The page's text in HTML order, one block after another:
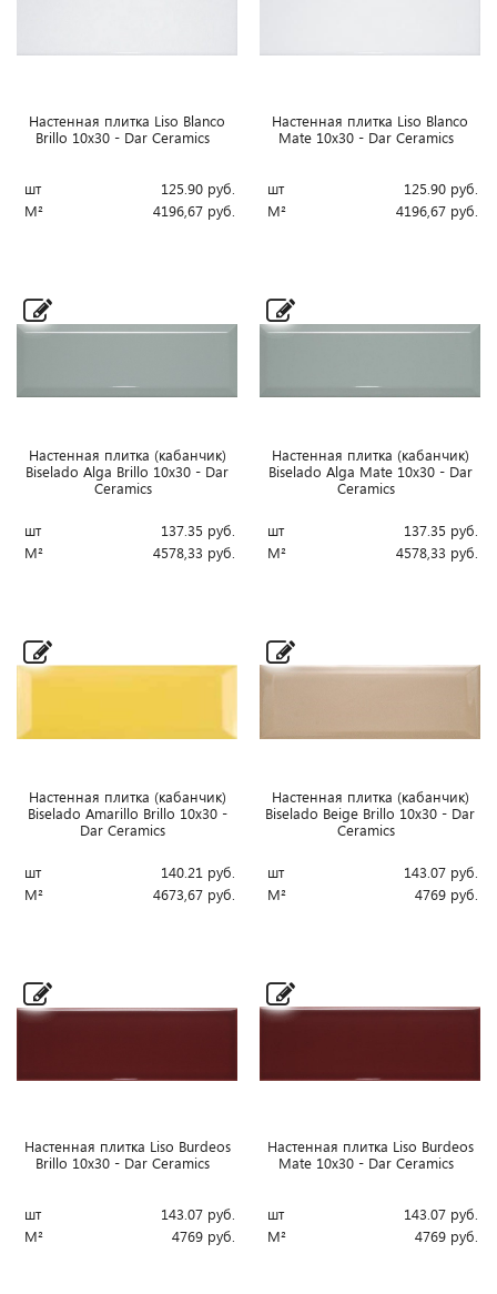
Настенная плитка Liso Blanco
Brillo 10x30 - Dar Ceramics
шт 125.90 руб.
М²
4196,67 руб.
Настенная плитка Liso Blanco
Mate 10x30 - Dar Ceramics
шт 125.90 руб.
М²
4196,67 руб.
Настенная плитка (кабанчик)
Biselado Alga Brillo 10x30 - Dar
Ceramics
шт 137.35 руб.
М²
4578,33 руб.
Настенная плитка (кабанчик)
Biselado Alga Mate 10x30 - Dar
Ceramics
шт 137.35 руб.
М²
4578,33 руб.
Настенная плитка (кабанчик)
Biselado Amarillo Brillo 10x30 -
Dar Ceramics
шт 140.21 руб.
М²
4673,67 руб.
Настенная плитка (кабанчик)
Biselado Beige Brillo 10x30 - Dar
Ceramics
шт 143.07 руб.
М²
4769 руб.
Настенная плитка Liso Burdeos
Brillo 10x30 - Dar Ceramics
шт 143.07 руб.
М²
4769 руб.
Настенная плитка Liso Burdeos
Mate 10x30 - Dar Ceramics
шт 143.07 руб.
М²
4769 руб.